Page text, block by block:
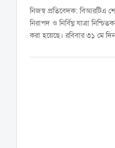
নিজস্ব প্রতিবেদক: বিআরটিএ
নিরাপদ ও নির্বিঘ্ন যাত্রা
করা হয়েছে। রবিবার ৩১ মে